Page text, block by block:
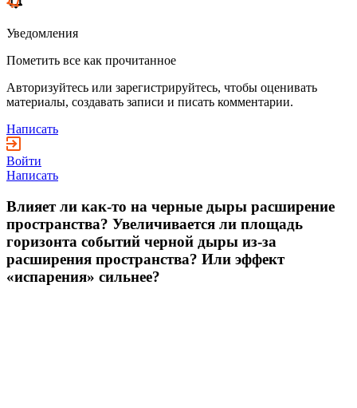
Уведомления
Пометить все как прочитанное
Авторизуйтесь или зарегистрируйтесь, чтобы оценивать
материалы, создавать записи и писать комментарии.
Написать
Войти
Написать
Влияет ли как-то на черные дыры расширение
пространства? Увеличивается ли площадь
горизонта событий черной дыры из-за
расширения пространства? Или эффект
«испарения» сильнее?